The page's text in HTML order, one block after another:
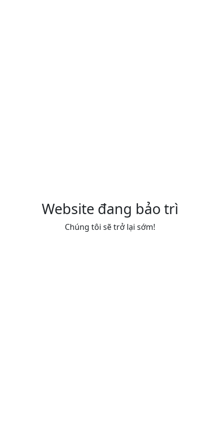
Website đang bảo trì
Chúng tôi sẽ trở lại sớm!